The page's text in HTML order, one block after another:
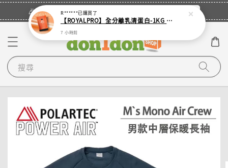
🎉登入會員・領取您的專屬折扣券！ 立即登入
搜尋
R******已購買了
【ROYALPRO】全分離乳清蛋白-1KG -多口味任選｜可加購湯匙
7 小時前